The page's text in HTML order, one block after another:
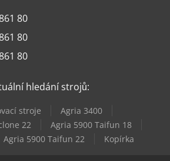
80
80
80
hledání strojů:
stroje
Agria 3400
22
Agria 5900 Taifun 18
Agria 5900 Taifun 22 Kopírka